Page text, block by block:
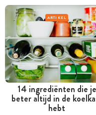
ARTIKEL
14 ingrediënten die je
beter altijd in de
hebt